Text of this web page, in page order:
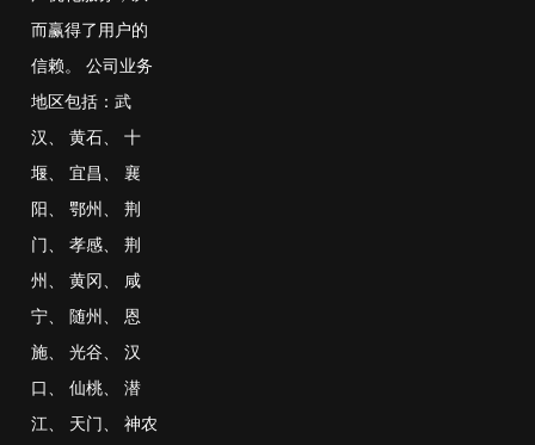
而赢得了用户的
信赖。 公司业务
地区包括：武
汉
黄石
十
堰
宜昌
襄
阳
鄂州
荆
门
孝感
荆
州
黄冈
咸
宁
随州
恩
施
光谷
汉
口
仙桃
潜
江
天门
神农